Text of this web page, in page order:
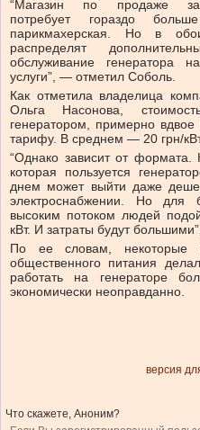
“Магазин по продаже
потребует гораздо
парикмахерская. Но в
распределят
обслуживание генератора
услуги”, — отметил Соболь.
Как отметила владелица
Ольга Насонова,
генератором, примерно
тарифу. В среднем — 20 грн/
“Однако зависит от
которая пользуется
днем может выйти даже
электроснабжении. Но для
высоким потоком людей
кВт. И затраты будут
По ее словам, некоторые
общественного питания
работать на генераторе
экономически неоправданно.
версия
Что скажете, Аноним?